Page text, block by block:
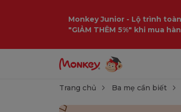
Monkey Junior - Lộ trình
"GIẢM THÊM 5%" khi mua
Trang chủ Ba mẹ cần biết